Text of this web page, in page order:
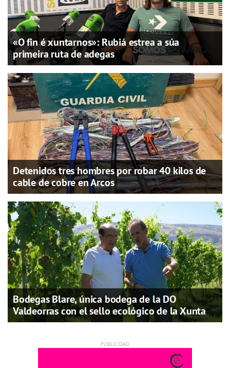
«O fin é xuntarnos»: Rubiá estrea a súa
primeira ruta de adegas
Detenidos tres hombres por robar 40 kilos de
cable de cobre en Arcos
Bodegas Blare, única bodega de la DO
Valdeorras con el sello ecológico de la Xunta